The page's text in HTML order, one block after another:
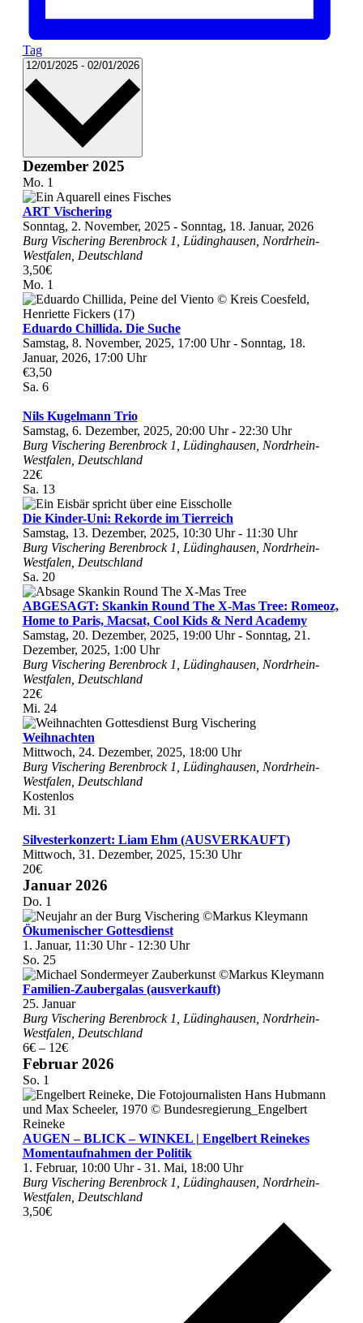
Tag
12/01/2025 - 02/01/2026 Datum
Dezember 2025
Mo. 1
ART Vischering
Sonntag, 2. November, 2025- Sonntag, 18. Januar, 2026
Burg Vischering Berenbrock 1, Lüdinghausen, Nordrhein-
Westfalen, Deutschland
3,50€
Mo. 1
Eduardo Chillida. Die Suche
Samstag, 8. November, 2025, 17:00 Uhr- Sonntag, 18.
Januar, 2026, 17:00 Uhr
€3,50
Sa. 6
Nils Kugelmann Trio
Samstag, 6. Dezember, 2025, 20:00 Uhr- 22:30 Uhr
Burg Vischering Berenbrock 1, Lüdinghausen, Nordrhein-
Westfalen, Deutschland
22€
Sa. 13
Die Kinder-Uni: Rekorde im Tierreich
Samstag, 13. Dezember, 2025, 10:30 Uhr- 11:30 Uhr
Burg Vischering Berenbrock 1, Lüdinghausen, Nordrhein-
Westfalen, Deutschland
Sa. 20
ABGESAGT: Skankin Round The X-Mas Tree: Romeoz,
Home to Paris, Macsat, Cool Kids & Nerd Academy
Samstag, 20. Dezember, 2025, 19:00 Uhr- Sonntag, 21.
Dezember, 2025, 1:00 Uhr
Burg Vischering Berenbrock 1, Lüdinghausen, Nordrhein-
Westfalen, Deutschland
22€
Mi. 24
Weihnachten
Mittwoch, 24. Dezember, 2025, 18:00 Uhr
Burg Vischering Berenbrock 1, Lüdinghausen, Nordrhein-
Westfalen, Deutschland
Kostenlos
Mi. 31
Silvesterkonzert: Liam Ehm (AUSVERKAUFT)
Mittwoch, 31. Dezember, 2025, 15:30 Uhr
20€
Januar 2026
Do. 1
Ökumenischer Gottesdienst
1. Januar, 11:30 Uhr- 12:30 Uhr
So. 25
Familien-Zaubergalas (ausverkauft)
25. Januar
Burg Vischering Berenbrock 1, Lüdinghausen, Nordrhein-
Westfalen, Deutschland
6€ – 12€
Februar 2026
So. 1
AUGEN – BLICK – WINKEL | Engelbert Reinekes
Momentaufnahmen der Politik
1. Februar, 10:00 Uhr- 31. Mai, 18:00 Uhr
Burg Vischering Berenbrock 1, Lüdinghausen, Nordrhein-
Westfalen, Deutschland
3,50€